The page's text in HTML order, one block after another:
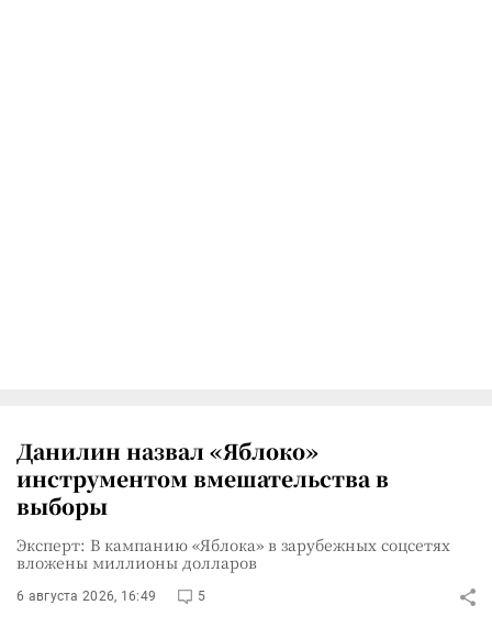
Данилин назвал «Яблоко»
инструментом вмешательства в
выборы
Эксперт: В кампанию «Яблока» в зарубежных соцсетях
вложены миллионы долларов
6 августа 2026, 16:49 5